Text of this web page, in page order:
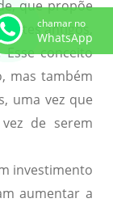
, que propõe
antigos,
conceito
mas também
, uma vez que
de serem
investimento
aumentar a
chamar no
WhatsApp